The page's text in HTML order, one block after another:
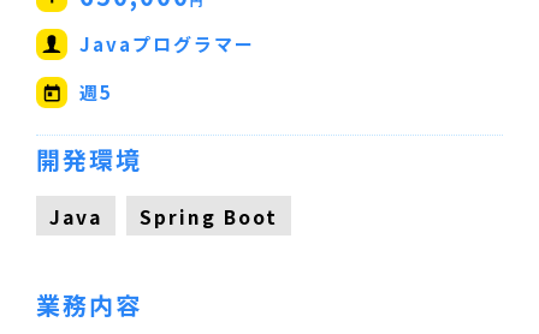
Javaプログラマー
週5
開発環境
Java Spring Boot
業務内容